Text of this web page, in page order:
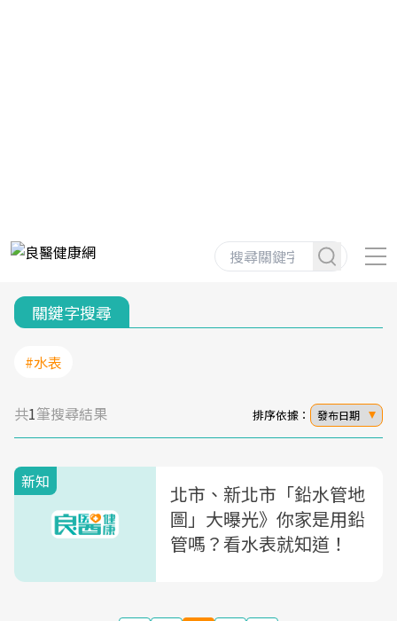
關鍵字搜尋
#水表
共1筆搜尋結果 排序依據： 發布日期
新知
北市、新北市「鉛水管地
圖」大曝光》你家是用鉛
管嗎？看水表就知道！